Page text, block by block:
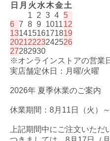
日 月 火 水木金土
1
2 3 4 5
6 7 8 9 101112
13141516171819
20212223242526
27282930
※オンラインストアの営業
実店舗定休日：月曜/火曜
2026年 夏季休業のご案内
休業期間：8月11日（火）
上記期間中にご注文いた